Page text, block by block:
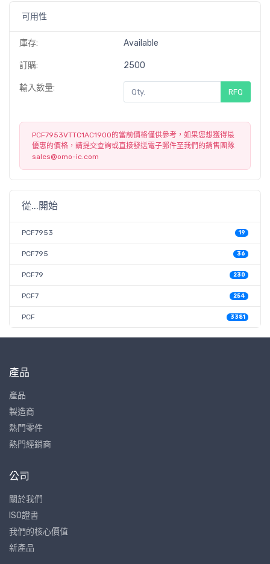
可用性
庫存: Available
訂購: 2500
輸入數量: RFQ
PCF7953VTTC1AC1900的當前價格僅供參考，如果您想獲得最
優惠的價格，請提交查詢或直接發送電子郵件至我們的銷售團隊
sales@omo-ic.com
從...開始
PCF7953 19
PCF795 36
PCF79 230
PCF7 254
PCF 3381
產品
產品
製造商
熱門零件
熱門經銷商
公司
關於我們
ISO證書
我們的核心價值
新產品